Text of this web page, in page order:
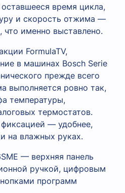
время цикла,
и скорость отжима —
что именно выставлено.
FormulaTV,
в машинах Bosch Serie
прежде всего
выполняется ровно так,
температуры,
термостатов.
— удобнее,
на влажных руках.